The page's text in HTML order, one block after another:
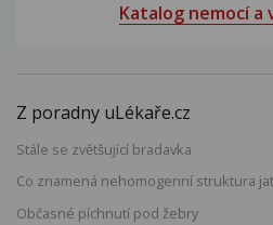
Katalog nemocí
Z poradny uLékaře.cz
Stále se zvětšující bradavka
Co znamená nehomogenní struktura
Občasné píchnutí pod žebry